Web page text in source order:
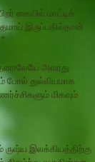
கையில் மாட்டிக்
இருப்பதில்தான்
அவரது
போல் துல்லியமாக
மிகவும்
ருஷ்ய இலக்கியத்திற்கு